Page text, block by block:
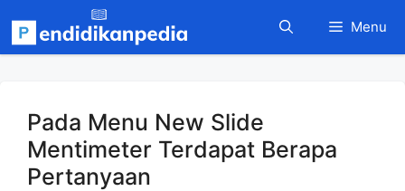
isi
Menu
Pada Menu New Slide
Mentimeter Terdapat Berapa
Pertanyaan